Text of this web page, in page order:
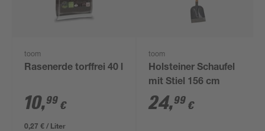
toom
Rasenerde torffrei 40 l
10,99 €
0,27 € / Liter
toom
Holsteiner Schaufel
mit Stiel 156 cm
24,99 €